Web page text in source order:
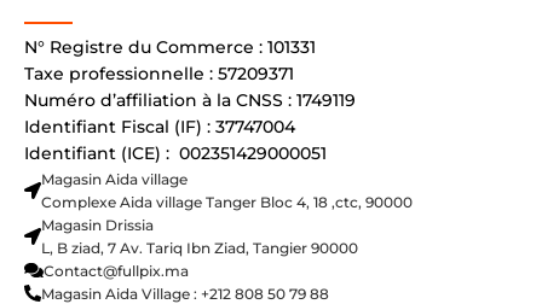
N° Registre du Commerce : 101331
Taxe professionnelle : 57209371
Numéro d’affiliation à la CNSS : 1749119
Identifiant Fiscal (IF) : 37747004
Identifiant (ICE) : 002351429000051
Magasin Aida village
Complexe Aida village Tanger Bloc 4, 18 ,ctc, 90000
Magasin Drissia
L, B ziad, 7 Av. Tariq Ibn Ziad, Tangier 90000
Contact@fullpix.ma
Magasin Aida Village : +212 808 50 79 88